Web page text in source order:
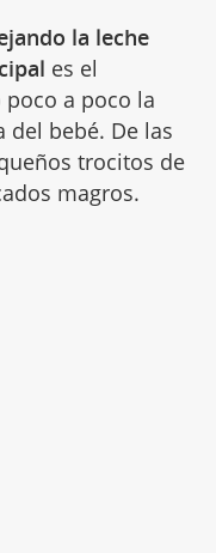
la leche
es el
a poco la
bebé. De las
trocitos de
magros.